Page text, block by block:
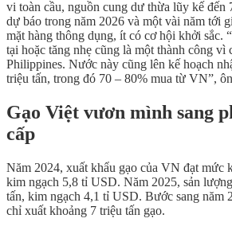
vi toàn cầu, nguồn cung dư thừa lũy kế đến
dự báo trong năm 2026 và một vài năm tới
mặt hàng thông dụng, ít có cơ hội khởi sắc.
tại hoặc tăng nhẹ cũng là một thành công
Philippines. Nước này cũng lên kế hoạch
triệu tấn, trong đó 70 – 80% mua từ VN”,
Gạo Việt vươn mình sang
cấp
Năm 2024, xuất khẩu gạo của VN đạt mức
kim ngạch 5,8 tỉ USD. Năm 2025, sản
tấn, kim ngạch 4,1 tỉ USD. Bước sang năm
chỉ xuất khoảng 7 triệu tấn gạo.